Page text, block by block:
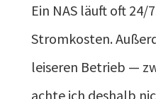
Ein NAS läuft oft
Stromkosten.
leiseren Betrieb —
achte ich deshalb